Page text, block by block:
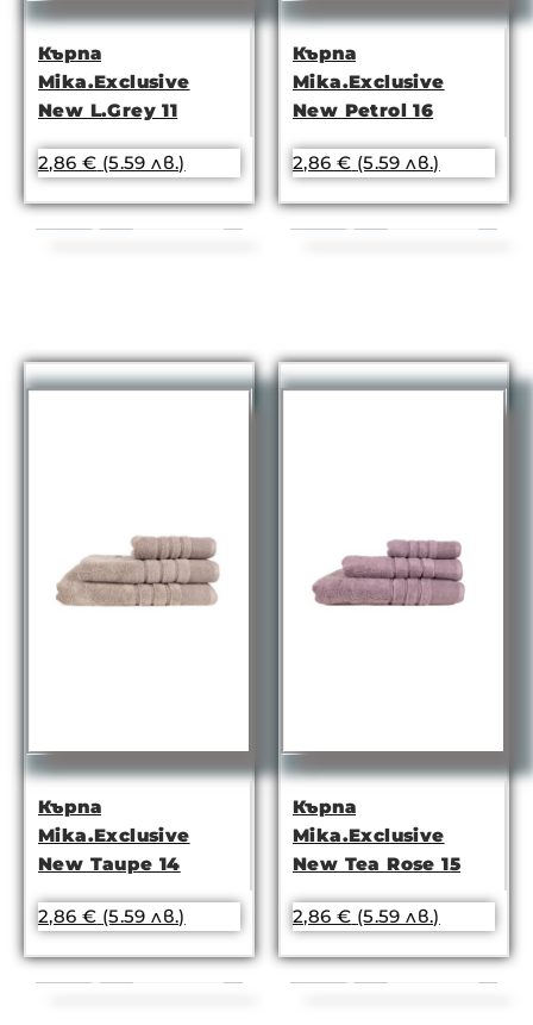
Кърпа
Mika.Exclusive
New L.Grey 11
2,86 € (5.59 лв.)
Кърпа
Mika.Exclusive
New Petrol 16
2,86 € (5.59 лв.)
Кърпа
Mika.Exclusive
New Taupe 14
2,86 € (5.59 лв.)
Кърпа
Mika.Exclusive
New Tea Rose 15
2,86 € (5.59 лв.)